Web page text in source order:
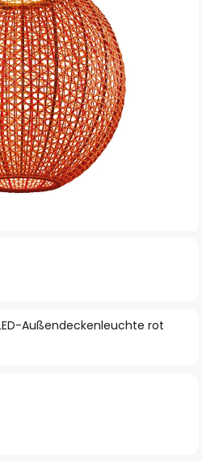
Außendeckenleuchte rot